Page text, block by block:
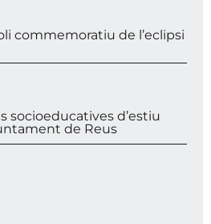
commemoratiu de l’eclipsi
socioeducatives d’estiu
de Reus